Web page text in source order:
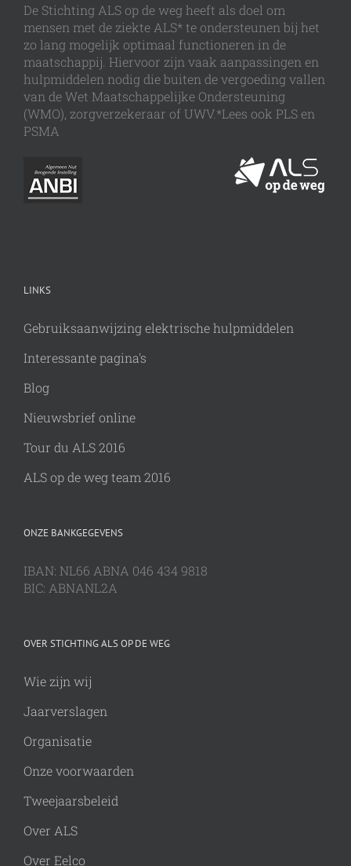
De Stichting ALS op de weg heeft als doel om
mensen met de ziekte ALS* te ondersteunen bij het
zo lang mogelijk optimaal functioneren in de
maatschappij. Hiervoor zijn vaak aanpassingen en
hulpmiddelen nodig die buiten de vergoeding vallen
van de Wet Maatschappelijke Ondersteuning
(WMO), zorgverzekeraar of UWV.*Lees ook PLS en
PSMA
LINKS
Gebruiksaanwijzing elektrische hulpmiddelen
Interessante pagina's
Blog
Nieuwsbrief online
Tour du ALS 2016
ALS op de weg team 2016
ONZE BANKGEGEVENS
IBAN: NL66 ABNA 046 434 9818
BIC: ABNANL2A
OVER STICHTING ALS OP DE WEG
Wie zijn wij
Jaarverslagen
Organisatie
Onze voorwaarden
Tweejaarsbeleid
Over ALS
Over Eelco